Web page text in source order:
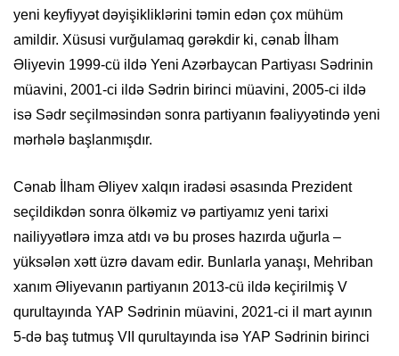
yeni keyfiyyət dəyişikliklərini təmin edən çox mühüm
amildir. Xüsusi vurğulamaq gərəkdir ki, cənab İlham
Əliyevin 1999-cü ildə Yeni Azərbaycan Partiyası Sədrinin
müavini, 2001-ci ildə Sədrin birinci müavini, 2005-ci ildə
isə Sədr seçilməsindən sonra partiyanın fəaliyyətində yeni
mərhələ başlanmışdır.
Cənab İlham Əliyev xalqın iradəsi əsasında Prezident
seçildikdən sonra ölkəmiz və partiyamız yeni tarixi
nailiyyətlərə imza atdı və bu proses hazırda uğurla –
yüksələn xətt üzrə davam edir. Bunlarla yanaşı, Mehriban
xanım Əliyevanın partiyanın 2013-cü ildə keçirilmiş V
qurultayında YAP Sədrinin müavini, 2021-ci il mart ayının
5-də baş tutmuş VII qurultayında isə YAP Sədrinin birinci